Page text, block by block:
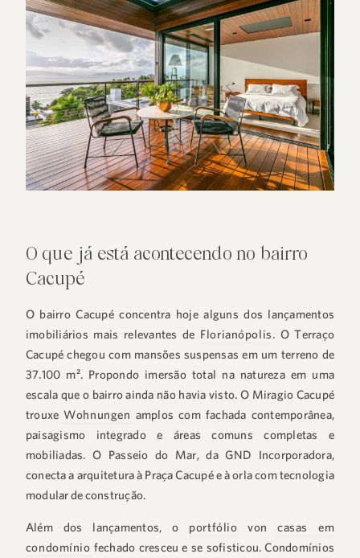
O que já está acontecendo no bairro
Cacupé
O bairro Cacupé concentra hoje alguns dos lançamentos
imobiliários mais relevantes de Florianópolis. O Terraço
Cacupé chegou com mansões suspensas em um terreno de
37.100 m². Propondo imersão total na natureza em uma
escala que o bairro ainda não havia visto. O Miragio Cacupé
trouxeWohnungen amplos com fachada contemporânea,
paisagismo integrado e áreas comuns completas e
mobiliadas. O Passeio do Mar, da GND Incorporadora,
conecta a arquitetura à Praça Cacupé e à orla com tecnologia
modular de construção.
Além dos lançamentos, o portfólio von casas em
condomínio fechado cresceu e se sofisticou. Condomínios